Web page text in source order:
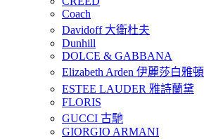
Coach
Davidoff 大衛杜夫
Dunhill
DOLCE & GABBANA
Elizabeth Arden 伊麗莎白雅頓
ESTEE LAUDER 雅詩蘭黛
FLORIS
GUCCI 古馳
GIORGIO ARMANI